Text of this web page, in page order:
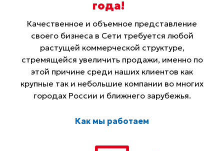
года!
Качественное и объемное представление
своего бизнеса в Сети требуется любой
растущей коммерческой структуре,
стремящейся увеличить продажи, именно по
этой причине среди наших клиентов как
крупные так и небольшие компании во многих
городах России и ближнего зарубежья.
Как мы работаем